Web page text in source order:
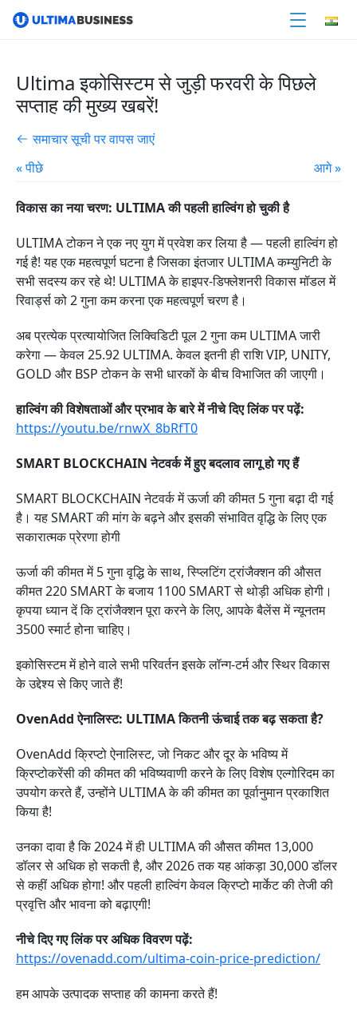
Ultima इकोसिस्टम से जुड़ी फरवरी के पिछले
सप्ताह की मुख्य खबरें!
समाचार सूची पर वापस जाएं
« पीछे
आगे »
विकास का नया चरण: ULTIMA की पहली हाल्विंग हो चुकी है
ULTIMA टोकन ने एक नए युग में प्रवेश कर लिया है — पहली हाल्विंग हो
गई है! यह एक महत्वपूर्ण घटना है जिसका इंतजार ULTIMA कम्युनिटी के
सभी सदस्य कर रहे थे! ULTIMA के हाइपर-डिफ्लेशनरी विकास मॉडल में
रिवार्ड्स को 2 गुना कम करना एक महत्वपूर्ण चरण है।
अब प्रत्येक प्रत्यायोजित लिक्विडिटी पूल 2 गुना कम ULTIMA जारी
करेगा — केवल 25.92 ULTIMA. केवल इतनी ही राशि VIP, UNITY,
GOLD और BSP टोकन के सभी धारकों के बीच विभाजित की जाएगी।
हाल्विंग की विशेषताओं और प्रभाव के बारे में नीचे दिए लिंक पर पढ़ें:
https://youtu.be/rnwX_8bRfT0
SMART BLOCKCHAIN नेटवर्क में हुए बदलाव लागू हो गए हैं
SMART BLOCKCHAIN नेटवर्क में ऊर्जा की कीमत 5 गुना बढ़ा दी गई
है। यह SMART की मांग के बढ़ने और इसकी संभावित वृद्धि के लिए एक
सकारात्मक प्रेरणा होगी
ऊर्जा की कीमत में 5 गुना वृद्धि के साथ, स्प्लिटिंग ट्रांजैक्शन की औसत
कीमत 220 SMART के बजाय 1100 SMART से थोड़ी अधिक होगी।
कृपया ध्यान दें कि ट्रांजैक्शन पूरा करने के लिए, आपके बैलेंस में न्यूनतम
3500 स्मार्ट होना चाहिए।
इकोसिस्टम में होने वाले सभी परिवर्तन इसके लॉन्ग-टर्म और स्थिर विकास
के उद्देश्य से किए जाते हैं!
OvenAdd ऐनालिस्ट: ULTIMA कितनी ऊंचाई तक बढ़ सकता है?
OvenAdd क्रिप्टो ऐनालिस्ट, जो निकट और दूर के भविष्य में
क्रिप्टोकरेंसी की कीमत की भविष्यवाणी करने के लिए विशेष एल्गोरिदम का
उपयोग करते हैं, उन्होंने ULTIMA के की कीमत का पूर्वानुमान प्रकाशित
किया है!
उनका दावा है कि 2024 में ही ULTIMA की औसत कीमत 13,000
डॉलर से अधिक हो सकती है, और 2026 तक यह आंकड़ा 30,000 डॉलर
से कहीं अधिक होगा! और पहली हाल्विंग केवल क्रिप्टो मार्केट की तेजी की
प्रवृत्ति और भावना को बढ़ाएगी!
नीचे दिए गए लिंक पर अधिक विवरण पढ़ें:
https://ovenadd.com/ultima-coin-price-prediction/
हम आपके उत्पादक सप्ताह की कामना करते हैं!